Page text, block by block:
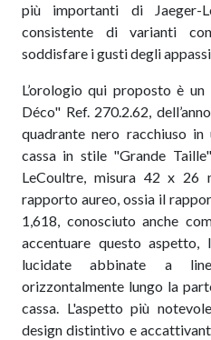
più importanti di Jaeger-
consistente di varianti
soddisfare i gusti degli
L’orologio qui proposto è
Déco" Ref. 270.2.62,
quadrante nero racchiuso
cassa in stile "Grande
LeCoultre, misura 42x 26
rapporto aureo, ossia il
1,618, conosciuto anche
accentuare questo aspetto,
lucidate abbinate a
orizzontalmente lungo la
cassa. L'aspetto più
design distintivo e